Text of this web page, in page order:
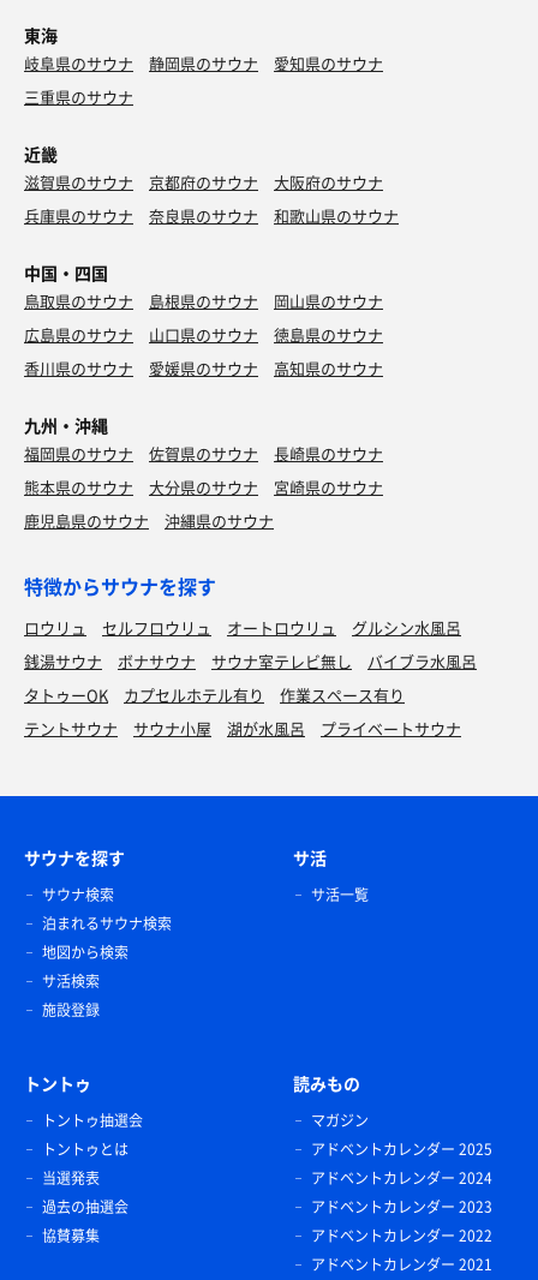
東海
岐阜県のサウナ 静岡県のサウナ
愛知県のサウナ
三重県のサウナ
近畿
滋賀県のサウナ 京都府のサウナ
大阪府のサウナ
兵庫県のサウナ
奈良県のサウナ 和歌山県のサウナ
中国・四国
鳥取県のサウナ 島根県のサウナ
岡山県のサウナ
広島県のサウナ
山口県のサウナ
徳島県のサウナ
香川県のサウナ
愛媛県のサウナ 高知県のサウナ
九州・沖縄
福岡県のサウナ 佐賀県のサウナ
長崎県のサウナ
熊本県のサウナ
大分県のサウナ
宮崎県のサウナ
鹿児島県のサウナ
沖縄県のサウナ
特徴からサウナを探す
ロウリュ セルフロウリュ オートロウリュ
グルシン水風呂
銭湯サウナ
ボナサウナ サウナ室テレビ無し
バイブラ水風呂
タトゥーOK
カプセルホテル有り
作業スペース有り
テントサウナ
サウナ小屋 湖が水風呂 プライベートサウナ
サウナを探す
サウナ検索
泊まれるサウナ検索
地図から検索
サ活検索
施設登録
サ活
サ活一覧
トントゥ
トントゥ抽選会
トントゥとは
当選発表
過去の抽選会
協賛募集
読みもの
マガジン
アドベントカレンダー 2025
アドベントカレンダー 2024
アドベントカレンダー 2023
アドベントカレンダー 2022
アドベントカレンダー 2021